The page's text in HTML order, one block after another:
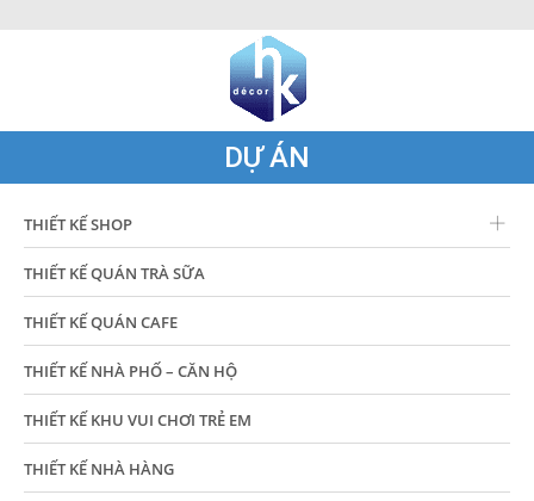
DỰ ÁN
THIẾT KẾ SHOP
THIẾT KẾ QUÁN TRÀ SỮA
THIẾT KẾ QUÁN CAFE
THIẾT KẾ NHÀ PHỐ – CĂN HỘ
THIẾT KẾ KHU VUI CHƠI TRẺ EM
THIẾT KẾ NHÀ HÀNG